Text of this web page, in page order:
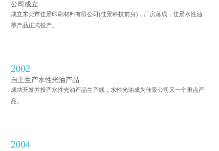
公司成立
成立东莞市佳景印刷材料有限公司(佳景科技前身)，厂房落成，佳景水性油
墨产品正式投产。
2002
自主生产水性光油产品
成功开发并投产水性光油产品生产线，水性光油成为佳景公司又一个重点产
品。
2004